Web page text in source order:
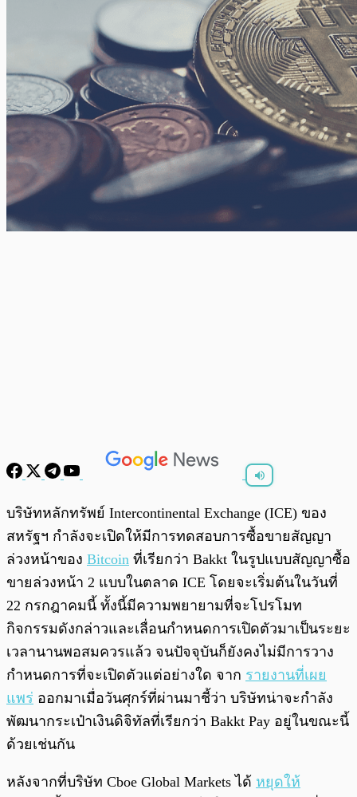
พร้อมเล่น
บริษัทหลักทรัพย์ Intercontinental Exchange (ICE) ของ
สหรัฐฯ กำลังจะเปิดให้มีการทดสอบการซื้อขายสัญญา
ล่วงหน้าของ Bitcoin ที่เรียกว่า Bakkt ในรูปแบบสัญญาซื้อ
ขายล่วงหน้า 2 แบบในตลาด ICE โดยจะเริ่มต้นในวันที่
22 กรกฎาคมนี้ ทั้งนี้มีความพยายามที่จะโปรโมท
กิจกรรมดังกล่าวและเลื่อนกำหนดการเปิดตัวมาเป็นระยะ
เวลานานพอสมควรแล้ว จนปัจจุบันก็ยังคงไม่มีการวาง
กำหนดการที่จะเปิดตัวแต่อย่างใด จาก รายงานที่เผย
แพร่ ออกมาเมื่อวันศุกร์ที่ผ่านมาชี้ว่า บริษัทน่าจะกำลัง
พัฒนากระเป๋าเงินดิจิทัลที่เรียกว่า Bakkt Pay อยู่ในขณะนี้
ด้วยเช่นกัน
หลังจากที่บริษัท Cboe Global Markets ได้ หยุดให้